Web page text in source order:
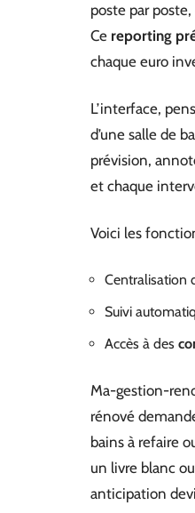
poste par
Ce reporting
chaque euro
L’interface,
d’une salle de
prévision,
et chaque
Voici les
Centralisation
Suivi
Accès à des
Ma-gestion-
rénové
bains à refaire
un livre blanc
anticipation